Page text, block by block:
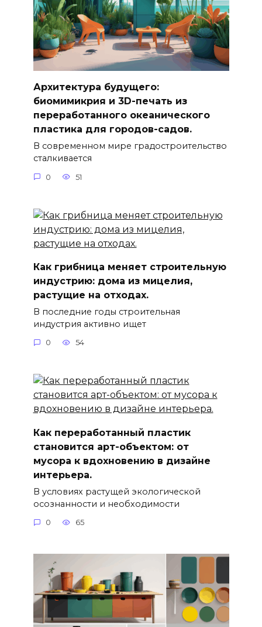
Архитектура будущего:
биомимикрия и 3D-печать из
переработанного океанического
пластика для городов-садов.
В современном мире градостроительство
сталкивается
0 51
Как грибница меняет строительную
индустрию: дома из мицелия,
растущие на отходах.
В последние годы строительная
индустрия активно ищет
0 54
Как переработанный пластик
становится арт-объектом: от
мусора к вдохновению в дизайне
интерьера.
В условиях растущей экологической
осознанности и необходимости
0 65